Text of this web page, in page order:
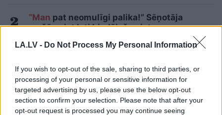
LA.LV - Do Not Process My Personal Information
If you wish to opt-out of the sale, sharing to third parties, or
processing of your personal or sensitive information for
targeted advertising by us, please use the below opt-out
section to confirm your selection. Please note that after your
opt-out request is processed you may continue seeing
“Man pat neomulīgi palika!” Sēņotāja
mežā uziet ļoti biedējošu vietu
aizrauties
Astroloģe izceļ 3 zodiaka zīmes, kurām ir
nosliece uz emocionālu kontroli pār citiem